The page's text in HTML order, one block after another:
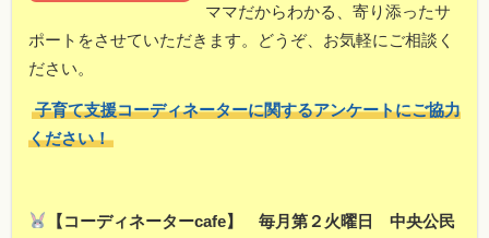
ママだからわかる、寄り添ったサ
ポートをさせていただきます。どうぞ、お気軽にご相談く
ださい。
子育て支援コーディネーターに関するアンケートにご協力
ください！
【コーディネーターcafe】 毎月第２火曜日 中央公民